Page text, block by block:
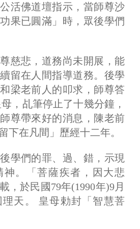
活佛道壇指示，當師尊沙
果已圓滿」時，眾後學們
慈悲，道務尚未開展，能
留在人間指導道務。後學
梁老前人的叩求，師尊答
，乩筆停止了十幾分鐘，
尊帶來好的消息，陳老前
下在凡間」歷經十二年。
學們的罪、過、錯，示現
神。「菩薩疾者，因大悲
，於民國79年(1990年)9月
理天。 皇母勅封「智慧菩